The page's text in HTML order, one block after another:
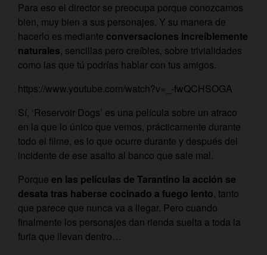
Para eso el director se preocupa porque conozcamos
bien, muy bien a sus personajes. Y su manera de
hacerlo es mediante conversaciones increíblemente
naturales, sencillas pero creíbles, sobre trivialidades
como las que tú podrías hablar con tus amigos.
https://www.youtube.com/watch?v=_-fwQCHSOGA
Sí, ‘Reservoir Dogs’ es una película sobre un atraco
en la que lo único que vemos, prácticamente durante
todo el filme, es lo que ocurre durante y después del
incidente de ese asalto al banco que sale mal.
Porque en las películas de Tarantino la acción se
desata tras haberse cocinado a fuego lento, tanto
que parece que nunca va a llegar. Pero cuando
finalmente los personajes dan rienda suelta a toda la
furia que llevan dentro…